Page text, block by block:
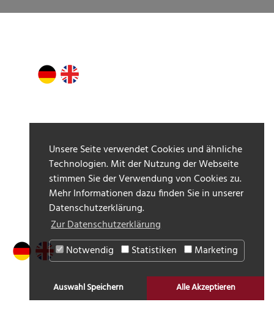
Unsere Seite verwendet Cookies und ähnliche
Technologien. Mit der Nutzung der Webseite
stimmen Sie der Verwendung von Cookies zu.
Mehr Informationen dazu finden Sie in unserer
Datenschutzerklärung.
Zur Datenschutzerklärung
Notwendig
Statistiken Marketing
Auswahl Speichern Alle Akzeptieren